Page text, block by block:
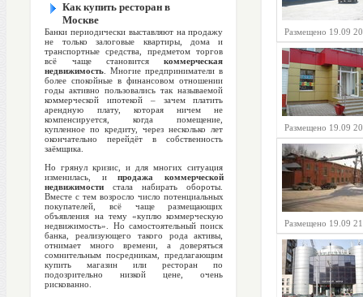
Как купить ресторан в
Москве
Банки периодически выставляют на продажу
не только залоговые квартиры, дома и
транспортные средства, предметом торгов
всё чаще становитсякоммерческая
недвижимость . Многие предприниматели в
более спокойные в финансовом отношении
годы активно пользовались так называемой
коммерческой ипотекой – зачем платить
арендную плату, которая ничем не
компенсируется, когда помещение,
купленное по кредиту, через несколько лет
окончательно перейдёт в собственность
заёмщика.
Но грянул кризис, и для многих ситуация
изменилась, ипродажа коммерческой
недвижимости стала набирать обороты.
Вместе с тем возросло число потенциальных
покупателей, всё чаще размещающих
объявления на тему «куплю коммерческую
недвижимость». Но самостоятельный поиск
банка, реализующего такого рода активы,
отнимает много времени, а доверяться
сомнительным посредникам, предлагающим
купить магазин или ресторан по
подозрительно низкой цене, очень
рискованно.
Размещено 19.09
Размещено 19.09
Размещено 19.09